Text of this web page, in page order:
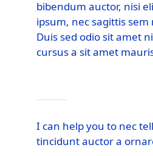
bibendum auctor, nisi
ipsum, nec sagittis sem
Duis sed odio sit amet
cursus a sit amet
I can help you to nec
tincidunt auctor a